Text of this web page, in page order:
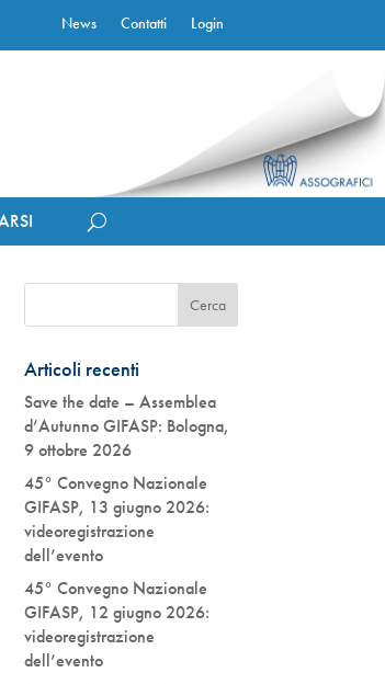
News Contatti Login
Articoli recenti
Save the date – Assemblea
d’Autunno GIFASP: Bologna,
9 ottobre 2026
45° Convegno Nazionale
GIFASP, 13 giugno 2026:
videoregistrazione
dell’evento
45° Convegno Nazionale
GIFASP, 12 giugno 2026:
videoregistrazione
dell’evento